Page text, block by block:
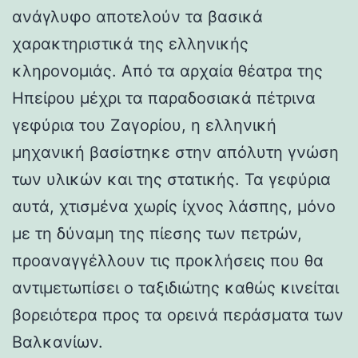
ανάγλυφο αποτελούν τα βασικά
χαρακτηριστικά της ελληνικής
κληρονομιάς. Από τα αρχαία θέατρα της
Ηπείρου μέχρι τα παραδοσιακά πέτρινα
γεφύρια του Ζαγορίου, η ελληνική
μηχανική βασίστηκε στην απόλυτη γνώση
των υλικών και της στατικής. Τα γεφύρια
αυτά, χτισμένα χωρίς ίχνος λάσπης, μόνο
με τη δύναμη της πίεσης των πετρών,
προαναγγέλλουν τις προκλήσεις που θα
αντιμετωπίσει ο ταξιδιώτης καθώς κινείται
βορειότερα προς τα ορεινά περάσματα των
Βαλκανίων.